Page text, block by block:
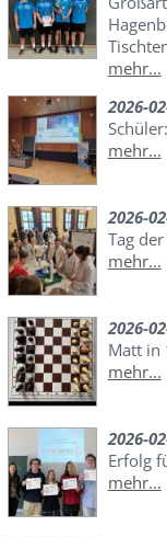
mehr...
2026-
mehr...
2026-
Tag
mehr...
2026-
Matt in
mehr...
2026-
Erfolg
mehr...